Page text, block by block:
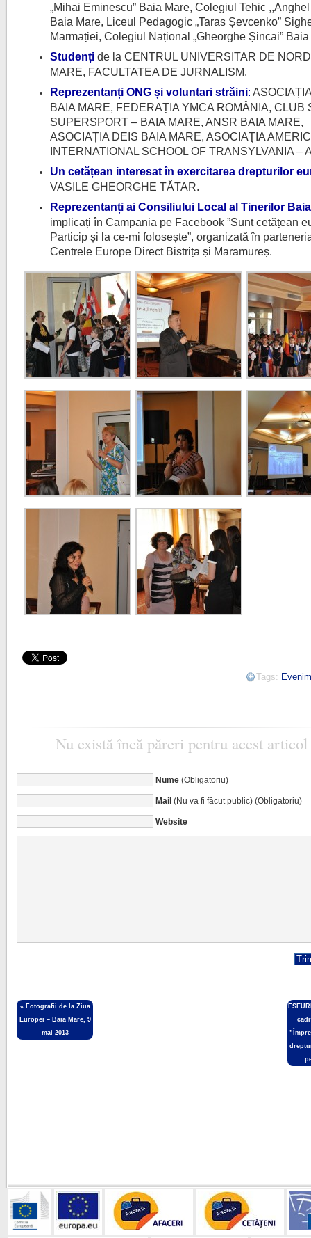
„Mihai Eminescu” Baia Mare, Colegiul Tehic
Baia Mare, Liceul Pedagogic „Taras Șevcenko”
Marmației, Colegiul Național „Gheorghe Șincai”
Studenți de la CENTRUL UNIVERSITAR DE
MARE, FACULTATEA DE JURNALISM.
Reprezentanți ONG și voluntari străini:
BAIA MARE, FEDERAȚIA YMCA ROMÂNIA, CLUB
SUPERSPORT – BAIA MARE, ANSR BAIA MARE,
ASOCIAȚIA DEIS BAIA MARE, ASOCIAŢIA
INTERNATIONAL SCHOOL OF TRANSYLVANIA –
Un cetățean interesat în exercitarea drepturilor
VASILE GHEORGHE TĂTAR.
Reprezentanți ai Consiliului Local al Tinerilor
implicați în Campania pe Facebook ”Sunt cetățean
Particip și la ce-mi folosește”, organizată în
Centrele Europe Direct Bistrița și Maramureș.
Tags:
Nu există încă păreri pentru acest articol
Nume(Obligatoriu)
Mail(Nu va fi făcut public) (Obligatoriu)
Website
« Fotografii de la Ziua
Europei – Baia Mare, 9
mai 2013